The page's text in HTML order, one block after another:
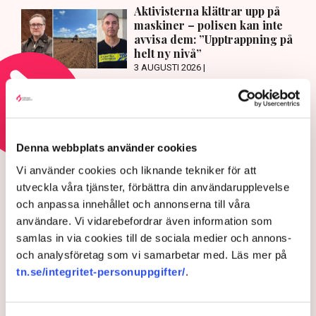
Denna webbplats använder cookies
Vi använder cookies och liknande tekniker för att
utveckla våra tjänster, förbättra din användarupplevelse
och anpassa innehållet och annonserna till våra
användare. Vi vidarebefordrar även information som
samlas in via cookies till de sociala medier och annons-
och analysföretag som vi samarbetar med. Läs mer på
tn.se/integritet-personuppgifter/.
Aktivisterna klättrar upp på
maskiner – polisen kan inte
avvisa dem: ”Upptrappning på
helt ny nivå”
3 AUGUSTI 2026 |
Läs mer om hoten mot äganderätten
HOTEN MOT ÄGANDERÄTTEN
Aktivisterna klättrar upp på
maskiner – polisen kan inte
avvisa dem: ”Upptrappning
på helt ny nivå”